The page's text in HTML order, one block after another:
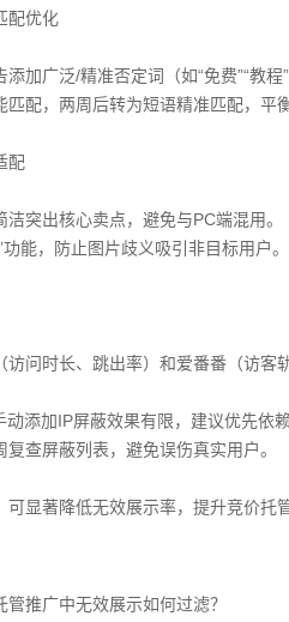
配优化‌
加广泛/精准否定词（如“免费”“教程
匹配，两周后转为短语精准匹配，平
配‌
突出核心卖点，避免与PC端混用。
功能，防止图片歧义吸引非目标用户。
访问时长、跳出率）和爱番番（访客
添加IP屏蔽效果有限，建议优先依赖
复查屏蔽列表，避免误伤真实用户。
可显著降低无效展示率，提升竞价托
管推广中无效展示如何过滤？